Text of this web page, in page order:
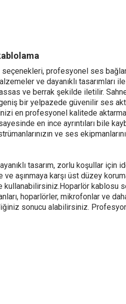
profesyonel ses
ve dayanıklı tasarımları
ve berrak şekilde iletilir.
geniş bir yelpazede güvenilir ses
en profesyonel kalitede
en ince ayrıntıları bile
ve ses
tasarım, zorlu koşullar
ve aşınmaya karşı üst düzey
kullanabilirsiniz.Hoparlör kablosu
hoparlörler, mikrofonlar ve
sonucu alabilirsiniz.